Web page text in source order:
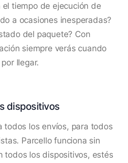
el tiempo de ejecución de
a ocasiones inesperadas?
del paquete? Con
siempre verás cuando
llegar.
dispositivos
todos los envíos, para todos
Parcello funciona sin
todos los dispositivos, estés